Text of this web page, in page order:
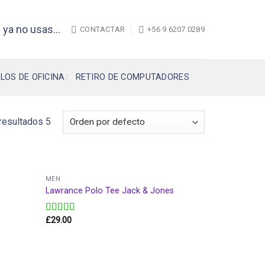
no usas... CONTACTAR +56 9 6207 0289
DE OFICINA RETIRO DE COMPUTADORES
5
MEN
Lawrance Polo Tee Jack & Jones
Valorado
£29.00